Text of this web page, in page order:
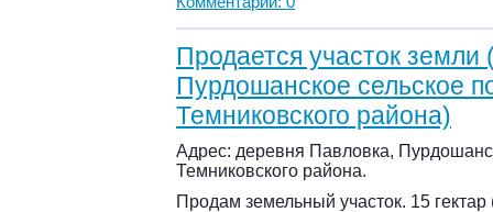
Продается участок земли
Пурдошанское сельское
Темниковского района)
Адрес: деревня Павловка,
Темниковского района.
Продам земельный участок. 15